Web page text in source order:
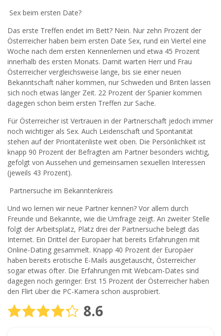
Sex beim ersten Date?
Das erste Treffen endet im Bett? Nein. Nur zehn Prozent der
Österreicher haben beim ersten Date Sex, rund ein Viertel eine
Woche nach dem ersten Kennenlernen und etwa 45 Prozent
innerhalb des ersten Monats. Damit warten Herr und Frau
Österreicher vergleichsweise lange, bis sie einer neuen
Bekanntschaft näher kommen, nur Schweden und Briten lassen
sich noch etwas länger Zeit. 22 Prozent der Spanier kommen
dagegen schon beim ersten Treffen zur Sache.
Für Österreicher ist Vertrauen in der Partnerschaft jedoch immer
noch wichtiger als Sex. Auch Leidenschaft und Spontanität
stehen auf der Prioritätenliste weit oben. Die Persönlichkeit ist
knapp 90 Prozent der Befragten am Partner besonders wichtig,
gefolgt von Aussehen und gemeinsamen sexuellen Interessen
(jeweils 43 Prozent).
Partnersuche im Bekanntenkreis
Und wo lernen wir neue Partner kennen? Vor allem durch
Freunde und Bekannte, wie die Umfrage zeigt. An zweiter Stelle
folgt der Arbeitsplatz, Platz drei der Partnersuche belegt das
Internet. Ein Drittel der Europäer hat bereits Erfahrungen mit
Online-Dating gesammelt. Knapp 40 Prozent der Europäer
haben bereits erotische E-Mails ausgetauscht, Österreicher
sogar etwas öfter. Die Erfahrungen mit Webcam-Dates sind
dagegen noch geringer: Erst 15 Prozent der Österreicher haben
den Flirt über die PC-Kamera schon ausprobiert.
8.6